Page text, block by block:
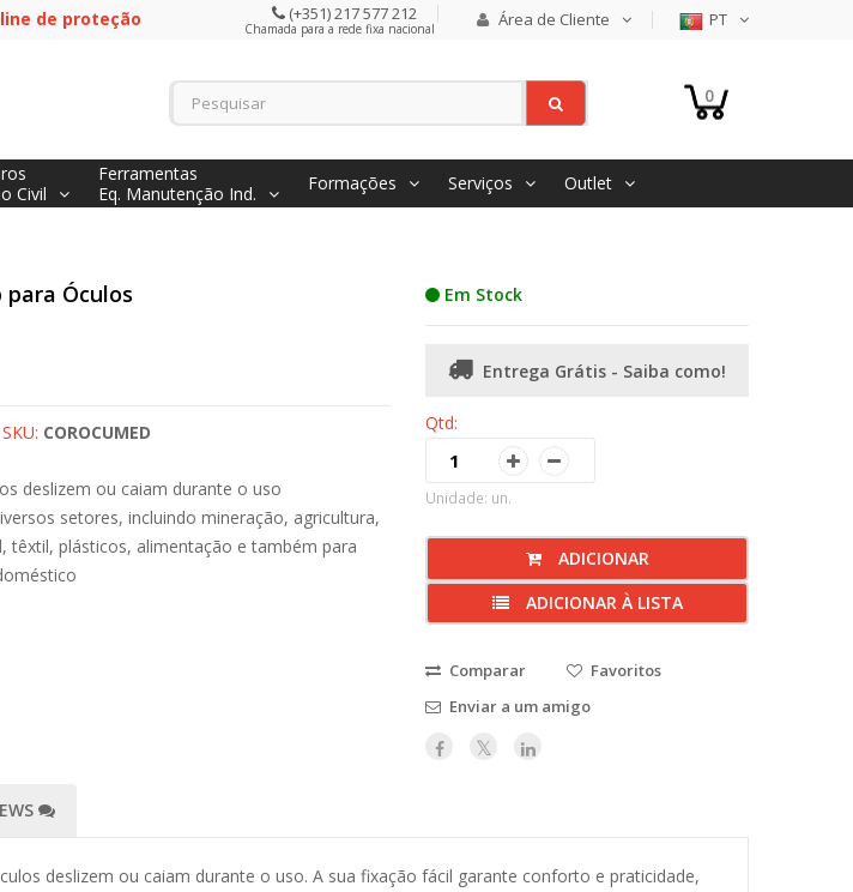
de proteção (+351) 217 577 212
Chamada para a rede fixa nacional Área de Cliente PT
0
Civil
Ferramentas
Eq. Manutenção Ind.
Formações Serviços Outlet
para Óculos
SKU: COROCUMED
deslizem ou caiam durante o uso
setores, incluindo mineração, agricultura,
têxtil, plásticos, alimentação e também para
Em Stock
Entrega Grátis - Saiba como!
Qtd:
Unidade: un.
ADICIONAR
ADICIONAR À LISTA
Comparar
Favoritos
Enviar a um amigo
deslizem ou caiam durante o uso. A sua fixação fácil garante conforto e praticidade,